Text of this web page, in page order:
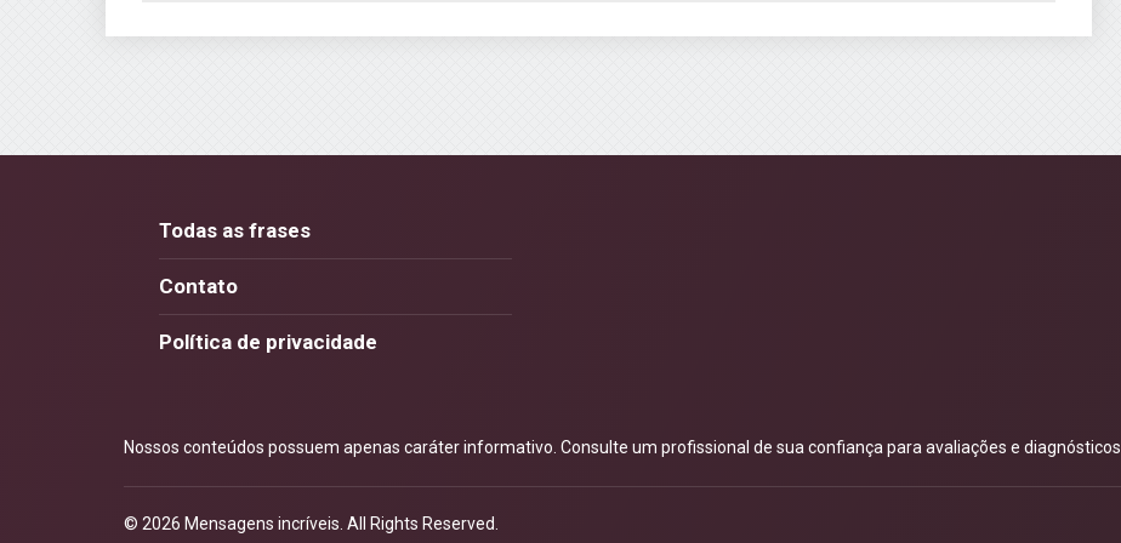
Todas as frases
Contato
Política de privacidade
Nossos conteúdos possuem apenas caráter informativo. Consulte um profissional de sua confiança para avaliações e diagnósticos.
© 2026 Mensagens incríveis . All Rights Reserved.